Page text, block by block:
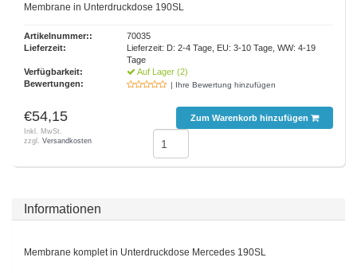
Membrane in Unterdruckdose 190SL
Artikelnummer::
70035
Lieferzeit:
Lieferzeit: D: 2-4 Tage, EU: 3-10 Tage, WW: 4-19
Tage
Verfügbarkeit:
Auf Lager (2)
Bewertungen:
| Ihre Bewertung hinzufügen
€54,15
Inkl. MwSt.
zzgl. Versandkosten
Zum Warenkorb hinzufügen
Informationen
Membrane komplet in Unterdruckdose Mercedes 190SL